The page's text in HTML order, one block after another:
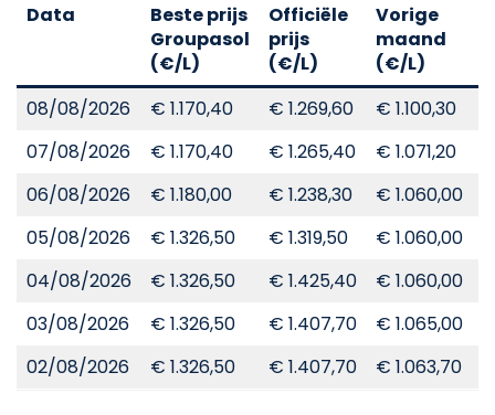
Data
Beste prijs
Groupasol
(€/L)
Officiële
prijs
(€/L)
Vorige
maand
(€/L)
08/08/2026
€ 1.170,40 € 1.269,60 € 1.100,30
07/08/2026
€ 1.170,40 € 1.265,40 € 1.071,20
06/08/2026
€ 1.180,00 € 1.238,30 € 1.060,00
05/08/2026
€ 1.326,50 € 1.319,50 € 1.060,00
04/08/2026
€ 1.326,50 € 1.425,40 € 1.060,00
03/08/2026
€ 1.326,50 € 1.407,70 € 1.065,00
02/08/2026
€ 1.326,50 € 1.407,70 € 1.063,70